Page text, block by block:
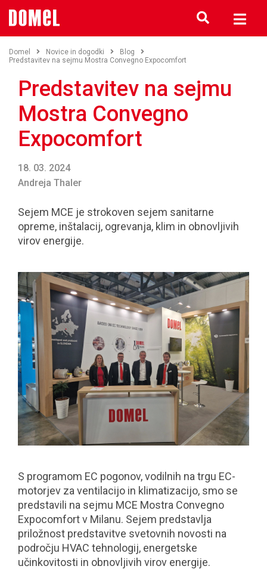
Domel Novice in dogodki
Blog
Predstavitev na sejmu Mostra Convegno Expocomfort
Predstavitev na sejmu
Mostra Convegno
Expocomfort
18. 03. 2024
Andreja Thaler
Sejem MCE je strokoven sejem sanitarne
opreme, inštalacij, ogrevanja, klim in obnovljivih
virov energije.
S programom EC pogonov, vodilnih na trgu EC-
motorjev za ventilacijo in klimatizacijo, smo se
predstavili na sejmu MCE Mostra Convegno
Expocomfort v Milanu. Sejem predstavlja
priložnost predstavitve svetovnih novosti na
področju HVAC tehnologij, energetske
učinkovitosti in obnovljivih virov energije.